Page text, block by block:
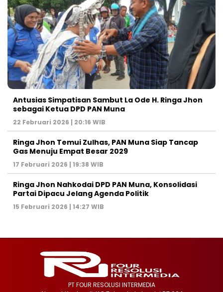
Antusias Simpatisan Sambut La Ode H. Ringa Jhon
sebagai Ketua DPD PAN Muna
22 Februari 2026 | 20:16 WIB
Ringa Jhon Temui Zulhas, PAN Muna Siap Tancap
Gas Menuju Empat Besar 2029
17 Februari 2026 | 19:38 WIB
Ringa Jhon Nahkodai DPD PAN Muna, Konsolidasi
Partai Dipacu Jelang Agenda Politik
15 Februari 2026 | 14:27 WIB
PT FOUR RESOLUSI INTERMEDIA